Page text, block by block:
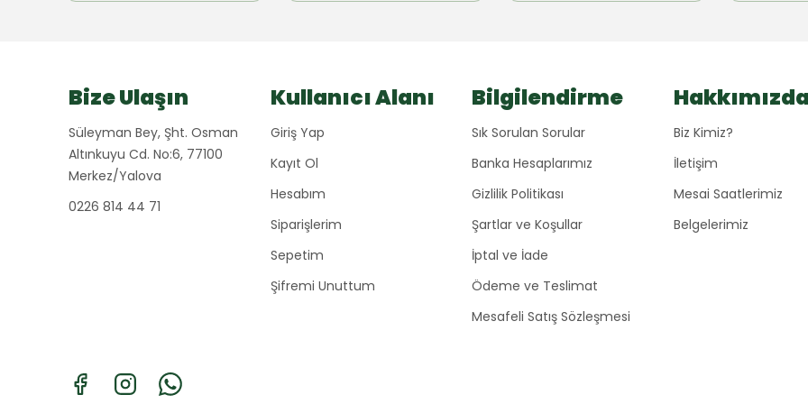
Bize Ulaşın
Süleyman Bey, Şht. Osman
Altınkuyu Cd. No:6, 77100
Merkez/Yalova
0226 814 44 71
Kullanıcı Alanı
Giriş Yap
Kayıt Ol
Hesabım
Siparişlerim
Sepetim
Şifremi Unuttum
Bilgilendirme
Sık Sorulan Sorular
Banka Hesaplarımız
Gizlilik Politikası
Şartlar ve Koşullar
İptal ve İade
Ödeme ve Teslimat
Mesafeli Satış Sözleşmesi
Biz Kimiz?
İletişim
Mesai Saatlerimiz
Belgelerimiz